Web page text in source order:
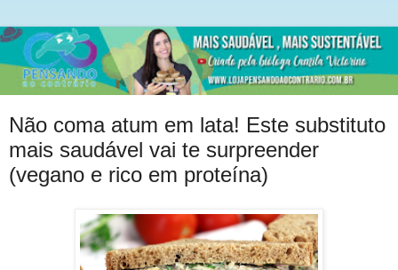
Não coma atum em lata! Este substituto
mais saudável vai te surpreender
(vegano e rico em proteína)